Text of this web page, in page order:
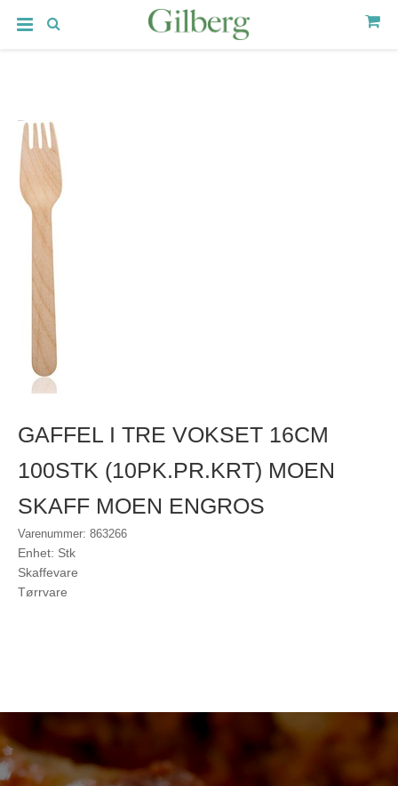
GAFFEL I TRE VOKSET 16CM
100STK (10PK.PR.KRT) MOEN
SKAFF MOEN ENGROS
Varenummer: 863266
Enhet: Stk
Skaffevare
Tørrvare